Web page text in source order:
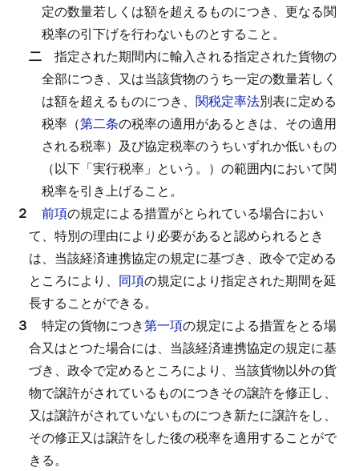
定の数量若しくは額を超えるものにつき、更なる関
税率の引下げを行わないものとすること。
二
指定された期間内に輸入される指定された貨物の
全部につき、又は当該貨物のうち一定の数量若しく
は額を超えるものにつき、 関税定率法別表に定める
税率（第二条の税率の適用があるときは、その適用
される税率）及び協定税率のうちいずれか低いもの
（以下「実行税率」という。）の範囲内において関
税率を引き上げること。
２
前項の規定による措置がとられている場合におい
て、特別の理由により必要があると認められるとき
は、当該経済連携協定の規定に基づき、政令で定める
ところにより、 同項の規定により指定された期間を延
長することができる。
３
特定の貨物につき第一項の規定による措置をとる場
合又はとつた場合には、当該経済連携協定の規定に基
づき、政令で定めるところにより、当該貨物以外の貨
物で譲許がされているものにつきその譲許を修正し、
又は譲許がされていないものにつき新たに譲許をし、
その修正又は譲許をした後の税率を適用することがで
きる。